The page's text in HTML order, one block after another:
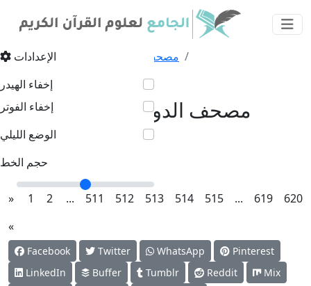
الإعدادات
إخفاء الهيدر
إخفاء الفوتر
الوضع الليلي
حجم الخط
مصاحف مصورة
مصحف الدوري
مصحف الدوري - الصفحة ٥١٣
اختر الصفحة
»
1 2 ... 511 512 513(current)
514 515 ... 619
620
«
Facebook Twitter WhatsApp
Pinterest
LinkedIn
Buffer Tumblr Reddit
Mix